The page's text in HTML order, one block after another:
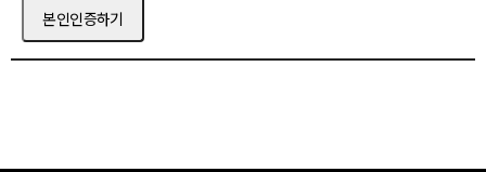
본인인증하기